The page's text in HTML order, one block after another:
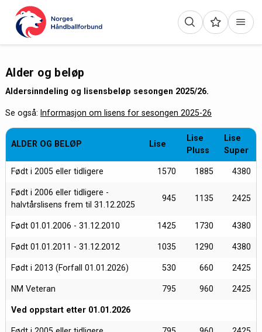
Alder og beløp
Aldersinndeling og lisensbeløp sesongen 2025/26.
Se også: Informasjon om lisens for sesongen 2025-26
ALDER OG BELØP Lise
Lise
Pluss
Lise
Super
Født i 2005 eller tidligere 1570 1885 4380
Født i 2006 eller tidligere -
halvtårslisens frem til 31.12.2025
945 1135 2425
Født 01.01.2006 - 31.12.2010 1425 1730 4380
Født 01.01.2011 - 31.12.2012 1035 1290 4380
Født i 2013 (Forfall 01.01.2026) 530 660 2425
NM Veteran 795 960 2425
Ved oppstart etter 01.01.2026